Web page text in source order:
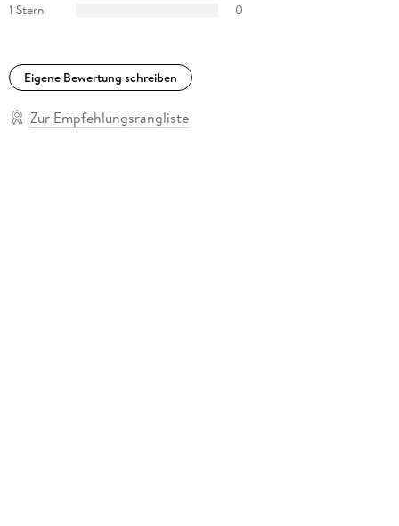
1 Stern
0
Eigene Bewertung schreiben
Zur Empfehlungsrangliste